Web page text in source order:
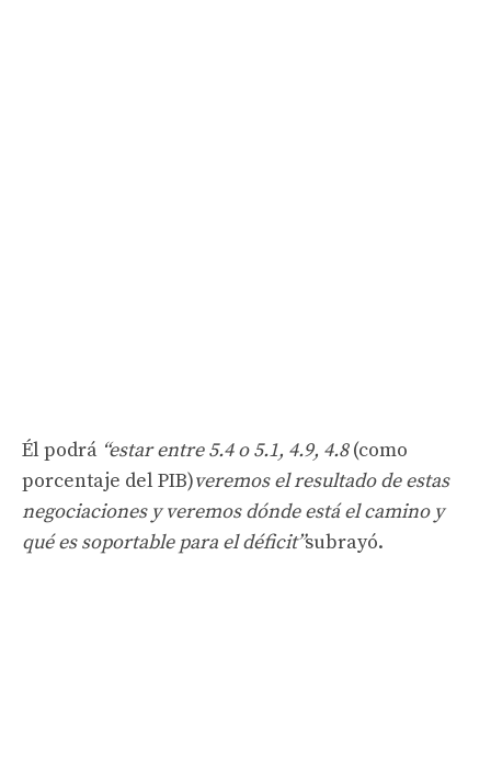
Él podrá “estar entre 5.4 o 5.1, 4.9, 4.8(como
porcentaje del PIB)veremos el resultado de estas
negociaciones y veremos dónde está el camino y
qué es soportable para el déficit”subrayó.